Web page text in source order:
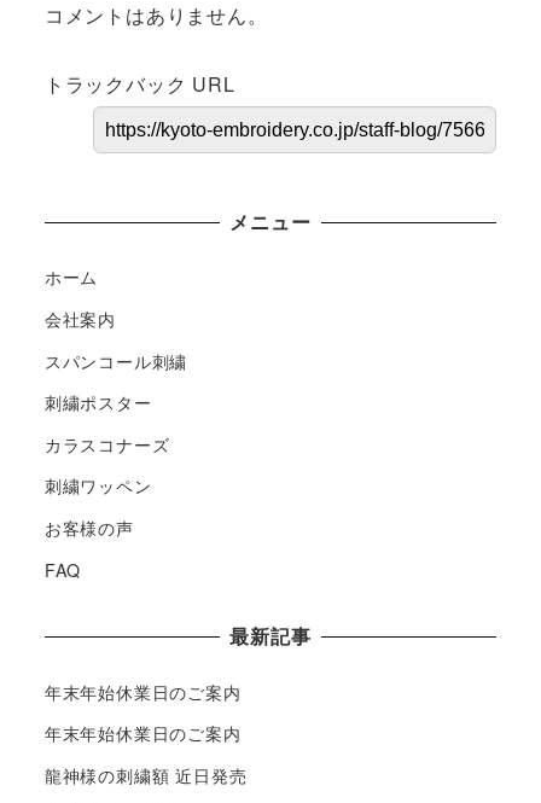
コメントはありません。
トラックバック URL
メニュー
ホーム
会社案内
スパンコール刺繍
刺繍ポスター
カラスコナーズ
刺繍ワッペン
お客様の声
FAQ
最新記事
年末年始休業日のご案内
年末年始休業日のご案内
龍神様の刺繍額 近日発売